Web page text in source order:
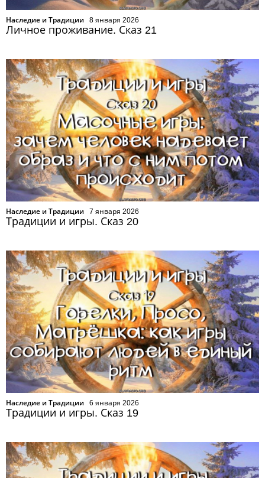
Наследие и Традиции 8 января 2026
Личное проживание. Сказ 21
Наследие и Традиции 7 января 2026
Традиции и игры. Сказ 20
Наследие и Традиции 6 января 2026
Традиции и игры. Сказ 19